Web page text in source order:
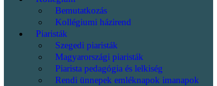
Bemutatkozás
Kollégiumi házirend
Piaristák
Szegedi piaristák
Magyarországi piaristák
Piarista pedagógia és lelkiség
Rendi ünnepek emléknapok imanapok